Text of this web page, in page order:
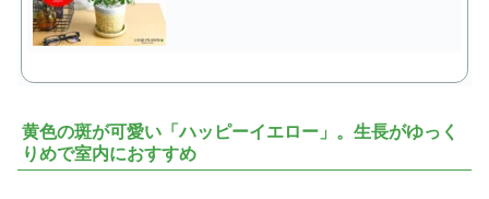
黄色の斑が可愛い「ハッピーイエロー」。生長がゆっく
りめで室内におすすめ